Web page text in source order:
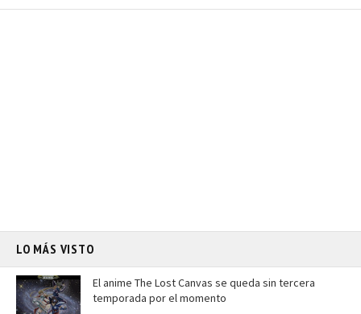
LO MÁS VISTO
El anime The Lost Canvas se queda sin tercera
temporada por el momento